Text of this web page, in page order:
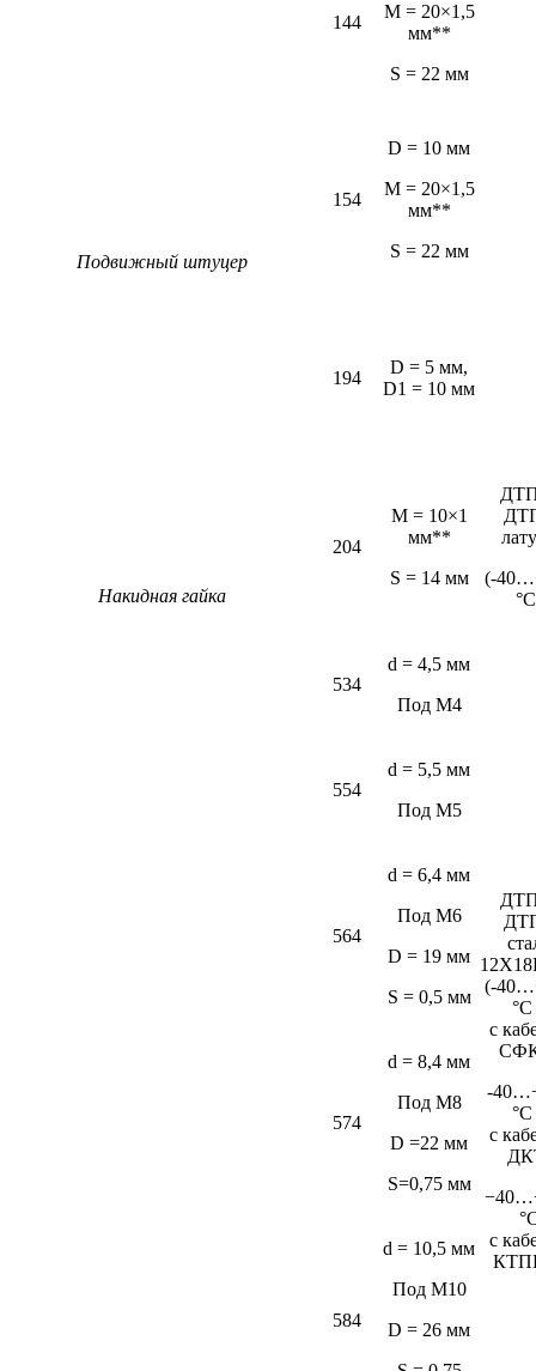
144
M = 20×1,5
мм**
S = 22 мм
Подвижный штуцер
154
D = 10 мм
M = 20×1,5
мм**
S = 22 мм
194
D = 5 мм,
D1 = 10 мм
Накидная гайка
204
M = 10×1
мм**
S = 14 мм
(-
534
d = 4,5 мм
Под М4
(-
°C
c
-
°C
c
c
554
d = 5,5 мм
Под М5
564
d = 6,4 мм
Под М6
D = 19 мм
S = 0,5 мм
574
d = 8,4 мм
Под М8
D =22 мм
S=0,75 мм
584
d = 10,5 мм
Под М10
D = 26 мм